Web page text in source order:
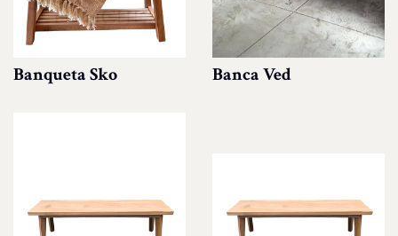
Banqueta Sko Banca Ved